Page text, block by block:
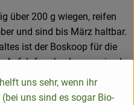
über 200 g wiegen, reifen
und sind bis März haltbar.
ist der Boskoop für die
Apfelpfannkuchen sowie als
für Liebhaber
Tafelobst.
uns sehr, wenn ihr
uns sind es sogar Bio-